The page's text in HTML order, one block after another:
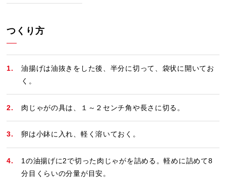
つくり方
油揚げは油抜きをした後、半分に切って、袋状に開いてお
く。
肉じゃがの具は、１～２センチ角や長さに切る。
卵は小鉢に入れ、軽く溶いておく。
1の油揚げに2で切った肉じゃがを詰める。軽めに詰めて8
分目くらいの分量が目安。